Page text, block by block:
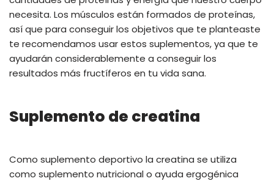
necesita. Los músculos están formados de proteínas,
así que para conseguir los objetivos que te planteaste
te recomendamos usar estos suplementos, ya que te
ayudarán considerablemente a conseguir los
resultados más fructíferos en tu vida sana.
Suplemento de creatina
Como suplemento deportivo la creatina se utiliza
como suplemento nutricional o ayuda ergogénica